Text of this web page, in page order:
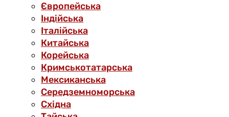
Європейська
Індійська
Італійська
Китайська
Корейська
Кримськотатарська
Мексиканська
Середземноморська
Східна